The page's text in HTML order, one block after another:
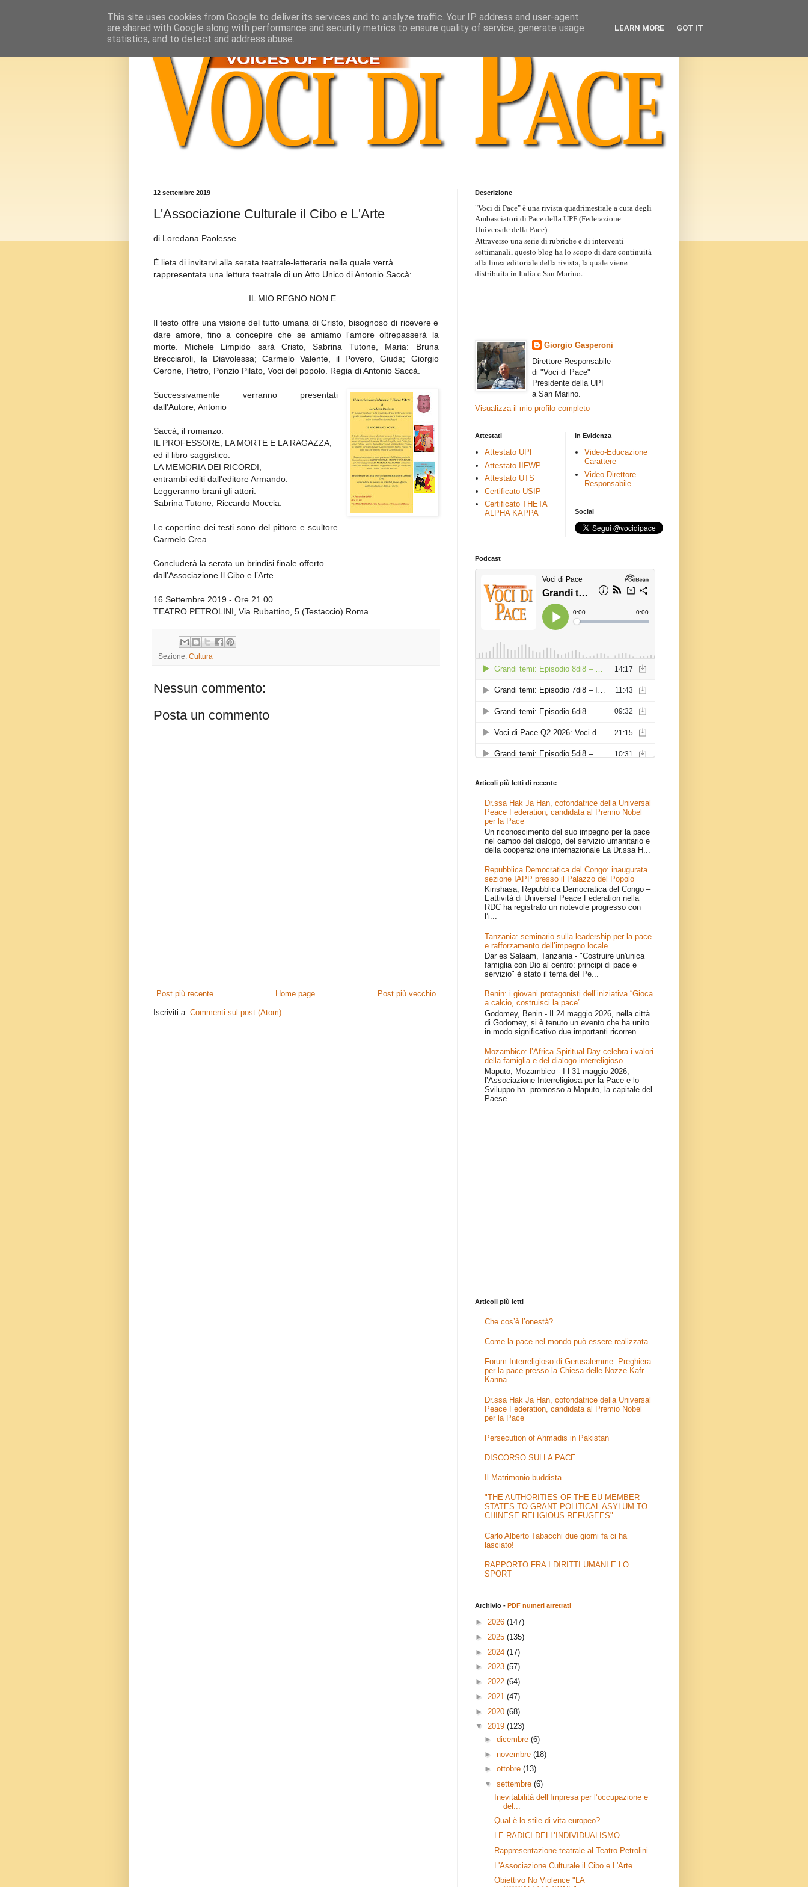
12 settembre 2019
L'Associazione Culturale il Cibo e L'Arte
di Loredana Paolesse
È lieta di invitarvi alla serata teatrale-letteraria nella quale verrà
rappresentata una lettura teatrale di un Atto Unico di Antonio Saccà:
IL MIO REGNO NON E...
Il testo offre una visione del tutto umana di Cristo, bisognoso di ricevere e
dare amore, fino a concepire che se amiamo l'amore oltrepasserà la
morte. Michele Limpido sarà Cristo, Sabrina Tutone, Maria: Bruna
Brecciaroli, la Diavolessa; Carmelo Valente, il Povero, Giuda; Giorgio
Cerone, Pietro, Ponzio Pilato, Voci del popolo. Regia di Antonio Saccà.
Successivamente verranno presentati
dall'Autore, Antonio
Saccà, il romanzo:
IL PROFESSORE, LA MORTE E LA RAGAZZA;
ed il libro saggistico:
LA MEMORIA DEI RICORDI,
entrambi editi dall'editore Armando.
Leggeranno brani gli attori:
Sabrina Tutone, Riccardo Moccia.
Le copertine dei testi sono del pittore e scultore
Carmelo Crea.
Concluderà la serata un brindisi finale offerto
dall’Associazione Il Cibo e l’Arte.
16 Settembre 2019 - Ore 21.00
TEATRO PETROLINI, Via Rubattino, 5 (Testaccio) Roma
Sezione: Cultura
Nessun commento:
Posta un commento
Post più recente Post più vecchio
Home page
Iscriviti a: Commenti sul post (Atom)
Descrizione
"Voci di Pace" è una rivista quadrimestrale a cura degli
Ambasciatori di Pace della UPF (Federazione
Universale della Pace).
Attraverso una serie di rubriche e di interventi
settimanali, questo blog ha lo scopo di dare continuità
alla linea editoriale della rivista, la quale viene
distribuita in Italia e San Marino.
Giorgio Gasperoni
Direttore Responsabile
di "Voci di Pace"
Presidente della UPF
a San Marino.
Visualizza il mio profilo completo
Attestati
Attestato UPF
Attestato IIFWP
Attestato UTS
Certificato USIP
Certificato THETA
ALPHA KAPPA
In Evidenza
Video-Educazione
Carattere
Video Direttore
Responsabile
Social
Podcast
Articoli più letti di recente
Dr.ssa Hak Ja Han, cofondatrice della Universal
Peace Federation, candidata al Premio Nobel
per la Pace
Un riconoscimento del suo impegno per la pace
nel campo del dialogo, del servizio umanitario e
della cooperazione internazionale La Dr.ssa H...
Repubblica Democratica del Congo: inaugurata
sezione IAPP presso il Palazzo del Popolo
Kinshasa, Repubblica Democratica del Congo –
L’attività di Universal Peace Federation nella
RDC ha registrato un notevole progresso con
l’i...
Tanzania: seminario sulla leadership per la pace
e rafforzamento dell’impegno locale
Dar es Salaam, Tanzania - "Costruire un'unica
famiglia con Dio al centro: principi di pace e
servizio" è stato il tema del Pe...
Benin: i giovani protagonisti dell’iniziativa “Gioca
a calcio, costruisci la pace”
Godomey, Benin - Il 24 maggio 2026, nella città
di Godomey, si è tenuto un evento che ha unito
in modo significativo due importanti ricorren...
Mozambico: l’Africa Spiritual Day celebra i valori
della famiglia e del dialogo interreligioso
Maputo, Mozambico - I l 31 maggio 2026,
l’Associazione Interreligiosa per la Pace e lo
Sviluppo ha promosso a Maputo, la capitale del
Paese...
Articoli più letti
Che cos’è l’onestà?
Come la pace nel mondo può essere realizzata
Forum Interreligioso di Gerusalemme: Preghiera
per la pace presso la Chiesa delle Nozze Kafr
Kanna
Dr.ssa Hak Ja Han, cofondatrice della Universal
Peace Federation, candidata al Premio Nobel
per la Pace
Persecution of Ahmadis in Pakistan
DISCORSO SULLA PACE
Il Matrimonio buddista
"THE AUTHORITIES OF THE EU MEMBER
STATES TO GRANT POLITICAL ASYLUM TO
CHINESE RELIGIOUS REFUGEES"
Carlo Alberto Tabacchi due giorni fa ci ha
lasciato!
RAPPORTO FRA I DIRITTI UMANI E LO
SPORT
Archivio - PDF numeri arretrati
► 2026 (147)
► 2025 (135)
► 2024 (17)
► 2023 (57)
► 2022 (64)
► 2021 (47)
► 2020 (68)
▼ 2019 (123)
►dicembre(6)
►novembre(18)
►ottobre(13)
▼settembre(6)
Inevitabilità dell’Impresa per l’occupazione e
del...
Qual è lo stile di vita europeo?
LE RADICI DELL’INDIVIDUALISMO
Rappresentazione teatrale al Teatro Petrolini
L'Associazione Culturale il Cibo e L'Arte
Obiettivo No Violence "LA
This site uses cookies from Google to deliver its services and to analyze traffic. Your IP address and user-agent
are shared with Google along with performance and security metrics to ensure quality of service, generate usage
statistics, and to detect and address abuse.
LEARN MORE GOT IT